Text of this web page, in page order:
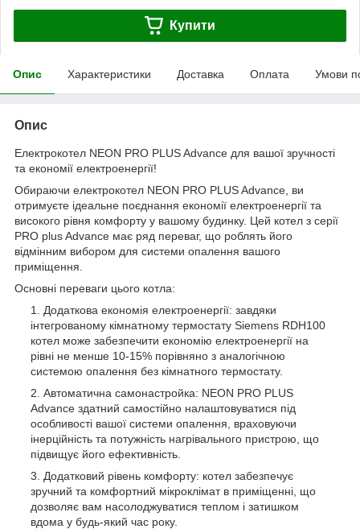
Купити
Опис Характеристики Доставка Оплата Умови
Опис
Електрокотел NEON PRO PLUS Advance для вашої зручності
та економії електроенергії!
Обираючи електрокотел NEON PRO PLUS Advance, ви
отримуєте ідеальне поєднання економії електроенергії та
високого рівня комфорту у вашому будинку. Цей котел з серії
PRO plus Advance має ряд переваг, що роблять його
відмінним вибором для системи опалення вашого
приміщення.
Основні переваги цього котла:
Додаткова економія електроенергії: завдяки
інтегрованому кімнатному термостату Siemens RDH100
котел може забезпечити економію електроенергії на
рівні не менше 10-15% порівняно з аналогічною
системою опалення без кімнатного термостату.
Автоматична самонастройка: NEON PRO PLUS
Advance здатний самостійно налаштовуватися під
особливості вашої системи опалення, враховуючи
інерційність та потужність нагрівального пристрою, що
підвищує його ефективність.
Додатковий рівень комфорту: котел забезпечує
зручний та комфортний мікроклімат в приміщенні, що
дозволяє вам насолоджуватися теплом і затишком
вдома у будь-який час року.